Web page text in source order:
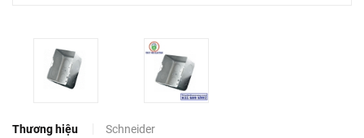
Thương hiệu
Schneider